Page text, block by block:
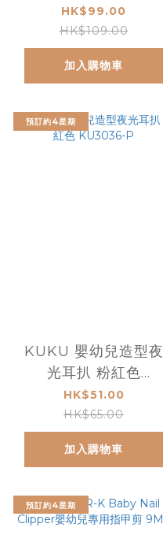
HK$99.00
HK$109.00
加入購物車
預訂約4星期
KUKU 嬰幼兒造型夜
光耳扒 粉紅色
KU3036-P
HK$51.00
HK$65.00
加入購物車
預訂約4星期